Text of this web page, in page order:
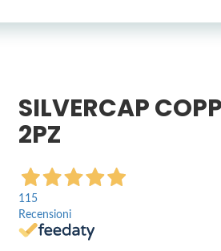
SILVERCAP
2PZ
115
Recensioni